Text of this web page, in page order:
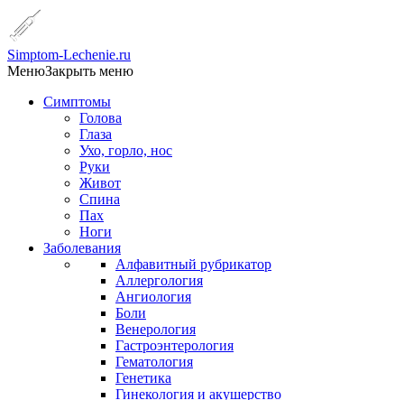
Simptom-Lechenie.ru
МенюЗакрыть меню
Симптомы
Голова
Глаза
Ухо, горло, нос
Руки
Живот
Спина
Пах
Ноги
Заболевания
Алфавитный рубрикатор
Аллергология
Ангиология
Боли
Венерология
Гастроэнтерология
Гематология
Генетика
Гинекология и акушерство